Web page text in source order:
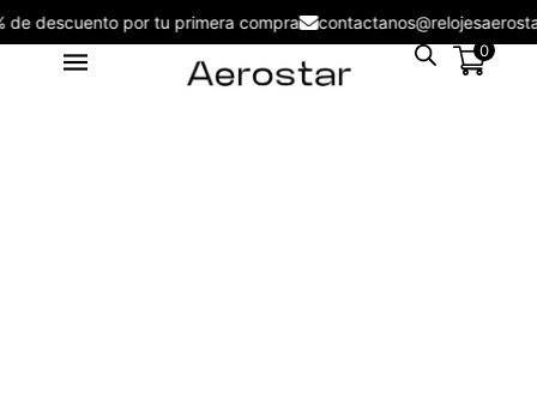
5% de descuento por tu primera compra
0